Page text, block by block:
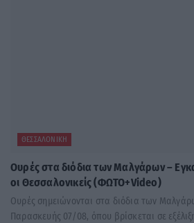
ΘΕΣΣΑΛΟΝΊΚΗ
Ουρές στα διόδια των Μαλγάρων –
οι Θεσσαλονικείς (ΦΩΤΟ+Video)
Ουρές σημειώνονται στα διόδια των
Παρασκευής 07/08, όπου βρίσκεται σε